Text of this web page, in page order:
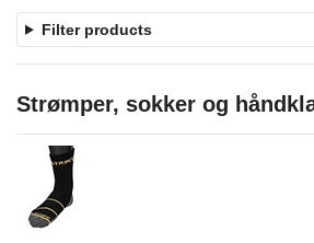
Filter products
Strømper, sokker og